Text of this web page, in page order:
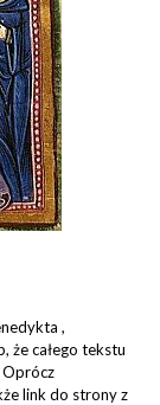
,
że całego tekstu
Oprócz
link do strony z